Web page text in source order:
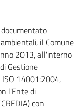
il Comune
2013, all'interno
Gestione
14001:2004,
l'Ente di
con